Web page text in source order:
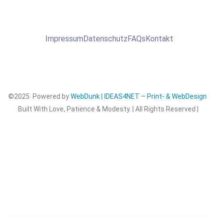
ImpressumDatenschutzFAQsKontakt
©2025 Powered byWebDunk | IDEAS4NET – Print- & WebDesign
Built With Love, Patience & Modesty. | All Rights Reserved |